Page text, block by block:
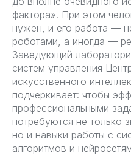
фактора». При этом
нужен, и его работа —
роботами, а иногда —
Заведующий
систем управления
искусственного
подчеркивает: чтобы
профессиональными
потребуются не только
но и навыки работы с
алгоритмов и